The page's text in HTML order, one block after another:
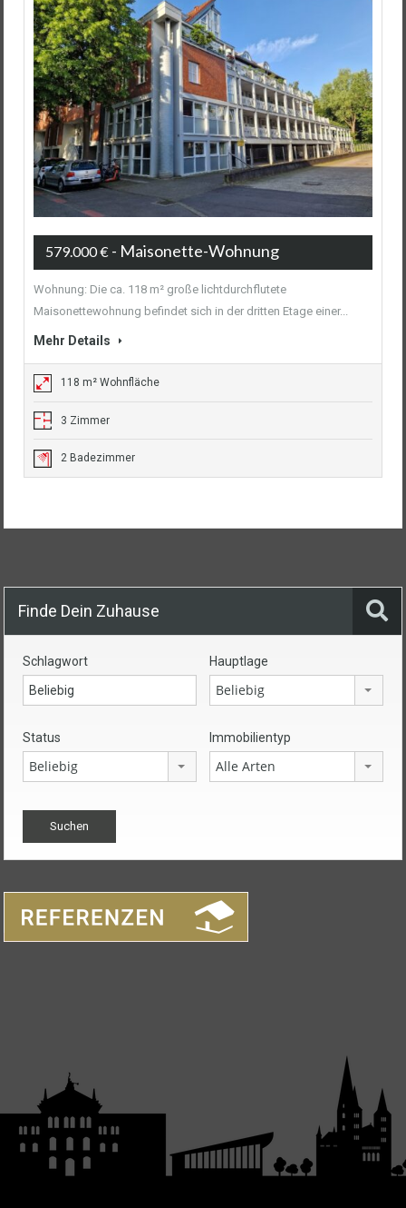
579.000 € - Maisonette-Wohnung
Wohnung: Die ca. 118 m² große lichtdurchflutete
Maisonettewohnung befindet sich in der dritten Etage einer...
Mehr Details
118 m² Wohnfläche
3 Zimmer
2 Badezimmer
Finde Dein Zuhause
Schlagwort Hauptlage
Beliebig
Status
Beliebig
Immobilientyp
Alle Arten